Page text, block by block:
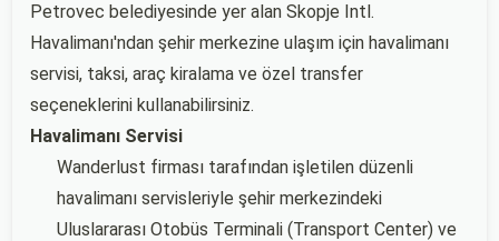
Petrovec belediyesinde yer alan Skopje Intl.
Havalimanı'ndan şehir merkezine ulaşım için havalimanı
servisi, taksi, araç kiralama ve özel transfer
seçeneklerini kullanabilirsiniz.
Havalimanı Servisi
Wanderlust firması tarafından işletilen düzenli
havalimanı servisleriyle şehir merkezindeki
Uluslararası Otobüs Terminali (Transport Center) ve